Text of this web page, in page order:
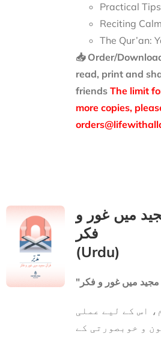
Practical
Reciting
The Qur’an:
📥 Order/
read, print and
friends The limit
more copies,
میں غور و
فکر
(Urdu)
اس کے لیے عملی
و خوبصورتی کے